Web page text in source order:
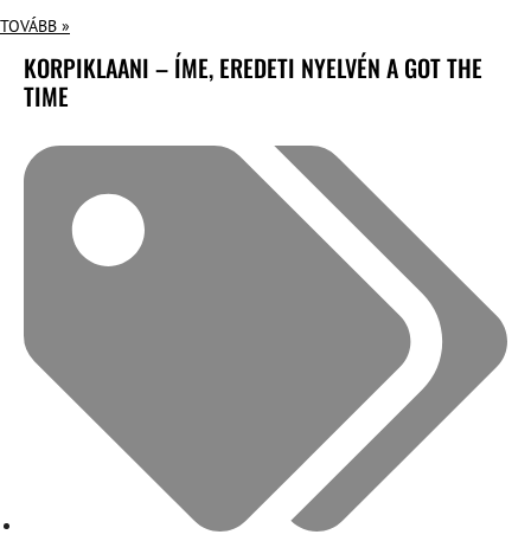
TOVÁBB »
KORPIKLAANI – ÍME, EREDETI NYELVÉN A GOT THE
TIME